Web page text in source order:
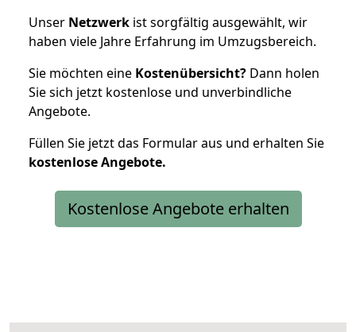
Unser Netzwerk ist sorgfältig ausgewählt, wir
haben viele Jahre Erfahrung im Umzugsbereich.
Sie möchten eine Kostenübersicht? Dann holen
Sie sich jetzt kostenlose und unverbindliche
Angebote.
Füllen Sie jetzt das Formular aus und erhalten Sie
kostenloseAngebote.
Kostenlose Angebote erhalten